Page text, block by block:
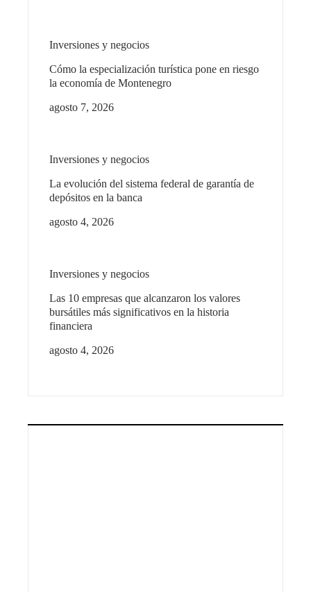
Inversiones y negocios
Cómo la especialización turística pone en riesgo
la economía de Montenegro
agosto 7, 2026
Inversiones y negocios
La evolución del sistema federal de garantía de
depósitos en la banca
agosto 4, 2026
Inversiones y negocios
Las 10 empresas que alcanzaron los valores
bursátiles más significativos en la historia
financiera
agosto 4, 2026